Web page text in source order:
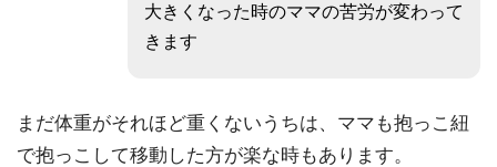
大きくなった時のママの苦労が変わって
きます
まだ体重がそれほど重くないうちは、ママも抱っこ紐
で抱っこして移動した方が楽な時もあります。